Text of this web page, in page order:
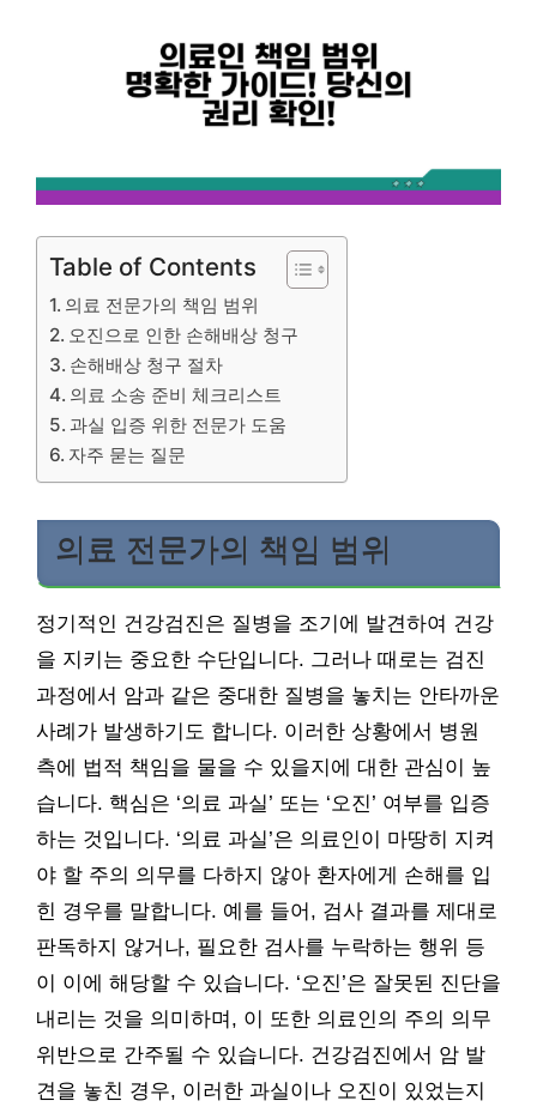
Table of Contents
의료 전문가의 책임 범위
오진으로 인한 손해배상 청구
손해배상 청구 절차
의료 소송 준비 체크리스트
과실 입증 위한 전문가 도움
자주 묻는 질문
의료 전문가의 책임 범위
정기적인 건강검진은 질병을 조기에 발견하여 건강
을 지키는 중요한 수단입니다. 그러나 때로는 검진
과정에서 암과 같은 중대한 질병을 놓치는 안타까운
사례가 발생하기도 합니다. 이러한 상황에서 병원
측에 법적 책임을 물을 수 있을지에 대한 관심이 높
습니다. 핵심은 ‘의료 과실’ 또는 ‘오진’ 여부를 입증
하는 것입니다. ‘의료 과실’은 의료인이 마땅히 지켜
야 할 주의 의무를 다하지 않아 환자에게 손해를 입
힌 경우를 말합니다. 예를 들어, 검사 결과를 제대로
판독하지 않거나, 필요한 검사를 누락하는 행위 등
이 이에 해당할 수 있습니다. ‘오진’은 잘못된 진단을
내리는 것을 의미하며, 이 또한 의료인의 주의 의무
위반으로 간주될 수 있습니다. 건강검진에서 암 발
견을 놓친 경우, 이러한 과실이나 오진이 있었는지